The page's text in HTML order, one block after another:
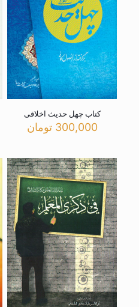
کتاب چهل حدیث اخلاقی
300,000 تومان